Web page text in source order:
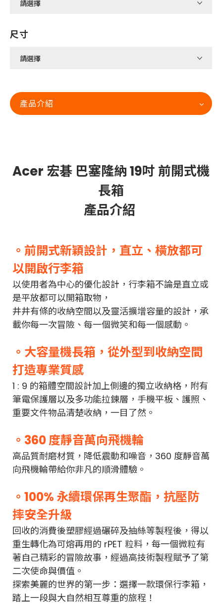
尺寸
產品介紹
Acer 宏碁 巴塞隆納 19吋 前開式機
長箱
產品介紹
。前開式新穎設計，直立、橫放都可
以開啟行李箱
以使用者為中心的優化設計，行李箱不論是直立或
是平放都可以開箱取物，
井井有條的收納空間以及靈活擴增容量的設計，承
載你每一次冒險、每一個微笑和每一個感動。
。大容量機長箱，從外型到收納空間
打造專業質感
1 : 9 的箱體空間設計加上側邊的獨立收納格，附有
筆電保護層以及多功能拉鍊層，手機平板、護照、
重要文件物品清楚收納，一目了然。
。360 度靜音萬向飛機輪
高品質耐磨材質，降低震動和噪音，360 度靜音萬
向飛機輪帶給你非凡的順滑體驗。
。100% 永續環保再生聚酯，抗壓防
摔安全升級
回收的消費後塑膠經過碾碎及抽絲等製程後，得以
重生轉化為可熔再用的 rPET 粒料，每一個微粒有
著自己精彩的冒險故事， 經過高技術製程賦予了第
二次使命與價值。
探索美麗的世界的第一步：選擇一款環保行李箱，
踏上一段與大自然相互尊重的旅程！